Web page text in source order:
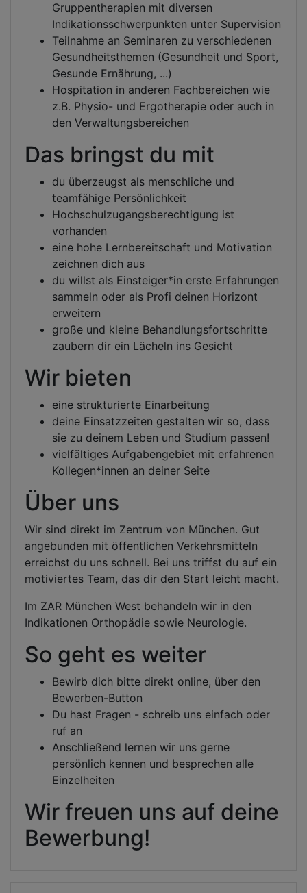
Gruppentherapien mit diversen
Indikationsschwerpunkten unter Supervision
Teilnahme an Seminaren zu verschiedenen
Gesundheitsthemen (Gesundheit und Sport,
Gesunde Ernährung, ...)
Hospitation in anderen Fachbereichen wie
z.B. Physio- und Ergotherapie oder auch in
den Verwaltungsbereichen
Das bringst du mit
du überzeugst als menschliche und
teamfähige Persönlichkeit
Hochschulzugangsberechtigung ist
vorhanden
eine hohe Lernbereitschaft und Motivation
zeichnen dich aus
du willst als Einsteiger*in erste Erfahrungen
sammeln oder als Profi deinen Horizont
erweitern
große und kleine Behandlungsfortschritte
zaubern dir ein Lächeln ins Gesicht
Wir bieten
eine strukturierte Einarbeitung
deine Einsatzzeiten gestalten wir so, dass
sie zu deinem Leben und Studium passen!
vielfältiges Aufgabengebiet mit erfahrenen
Kollegen*innen an deiner Seite
Über uns
Wir sind direkt im Zentrum von München. Gut
angebunden mit öffentlichen Verkehrsmitteln
erreichst du uns schnell. Bei uns triffst du auf ein
motiviertes Team, das dir den Start leicht macht.
Im ZAR München West behandeln wir in den
Indikationen Orthopädie sowie Neurologie.
So geht es weiter
Bewirb dich bitte direkt online, über den
Bewerben-Button
Du hast Fragen - schreib uns einfach oder
ruf an
Anschließend lernen wir uns gerne
persönlich kennen und besprechen alle
Einzelheiten
Wir freuen uns auf deine
Bewerbung!